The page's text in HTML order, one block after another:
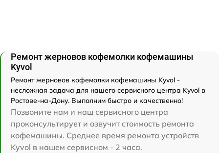
Ремонт жерновов кофемолки кофемашины
Kyvol
Ремонт жерновов кофемолки кофемашины Kyvol -
несложная задача для нашего сервисного центра Kyvol в
Ростове-на-Дону. Выполним быстро и качественно!
Позвоните нам и наш сервисного центра
проконсультирует и озвучит стоимость ремонта
кофемашины. Среднее время ремонта устройств
Kyvol в нашем сервисном - 2 часа.